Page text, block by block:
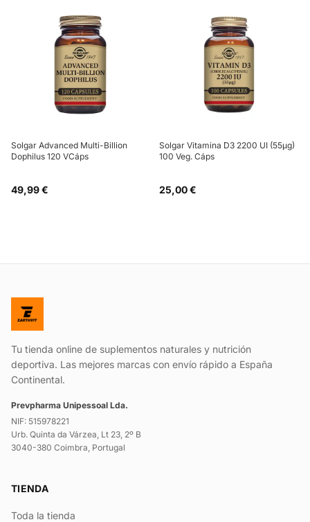
Solgar Advanced Multi-Billion
Dophilus 120 VCáps
49,99 €
Solgar Vitamina D3 2200 UI (55µg)
100 Veg. Cáps
25,00 €
Tu tienda online de suplementos naturales y nutrición
deportiva. Las mejores marcas con envío rápido a España
Continental.
Prevpharma Unipessoal Lda.
NIF: 515978221
Urb. Quinta da Várzea, Lt 23, 2º B
3040-380 Coimbra, Portugal
TIENDA
Toda la tienda